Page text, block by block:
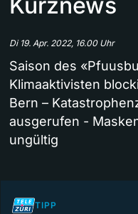
Di 19. Apr. 2022, 16.00 Uhr
Saison des
Klimaaktivisten
Bern –
ausgerufen -
ungültig
TIPP